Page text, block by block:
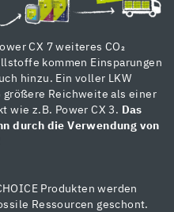
CX 7 weiteres CO₂
kommen Einsparungen
hinzu. Ein voller LKW
größere Reichweite als einer
wie z.B. Power CX 3. Das
durch die Verwendung von
Produkten werden
Ressourcen geschont.